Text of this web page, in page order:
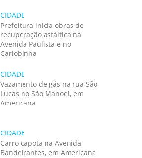
CIDADE
Prefeitura inicia obras de
recuperação asfáltica na
Avenida Paulista e no
Cariobinha
CIDADE
Vazamento de gás na rua São
Lucas no São Manoel, em
Americana
CIDADE
Carro capota na Avenida
Bandeirantes, em Americana